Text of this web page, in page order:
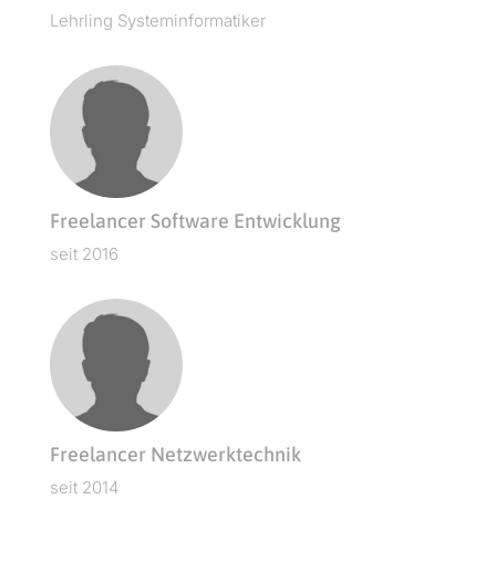
Lehrling Sys­tem­in­for­matik­er
Freelancer Software Entwicklung
seit 2016
Freelancer Netzwerktechnik
seit 2014